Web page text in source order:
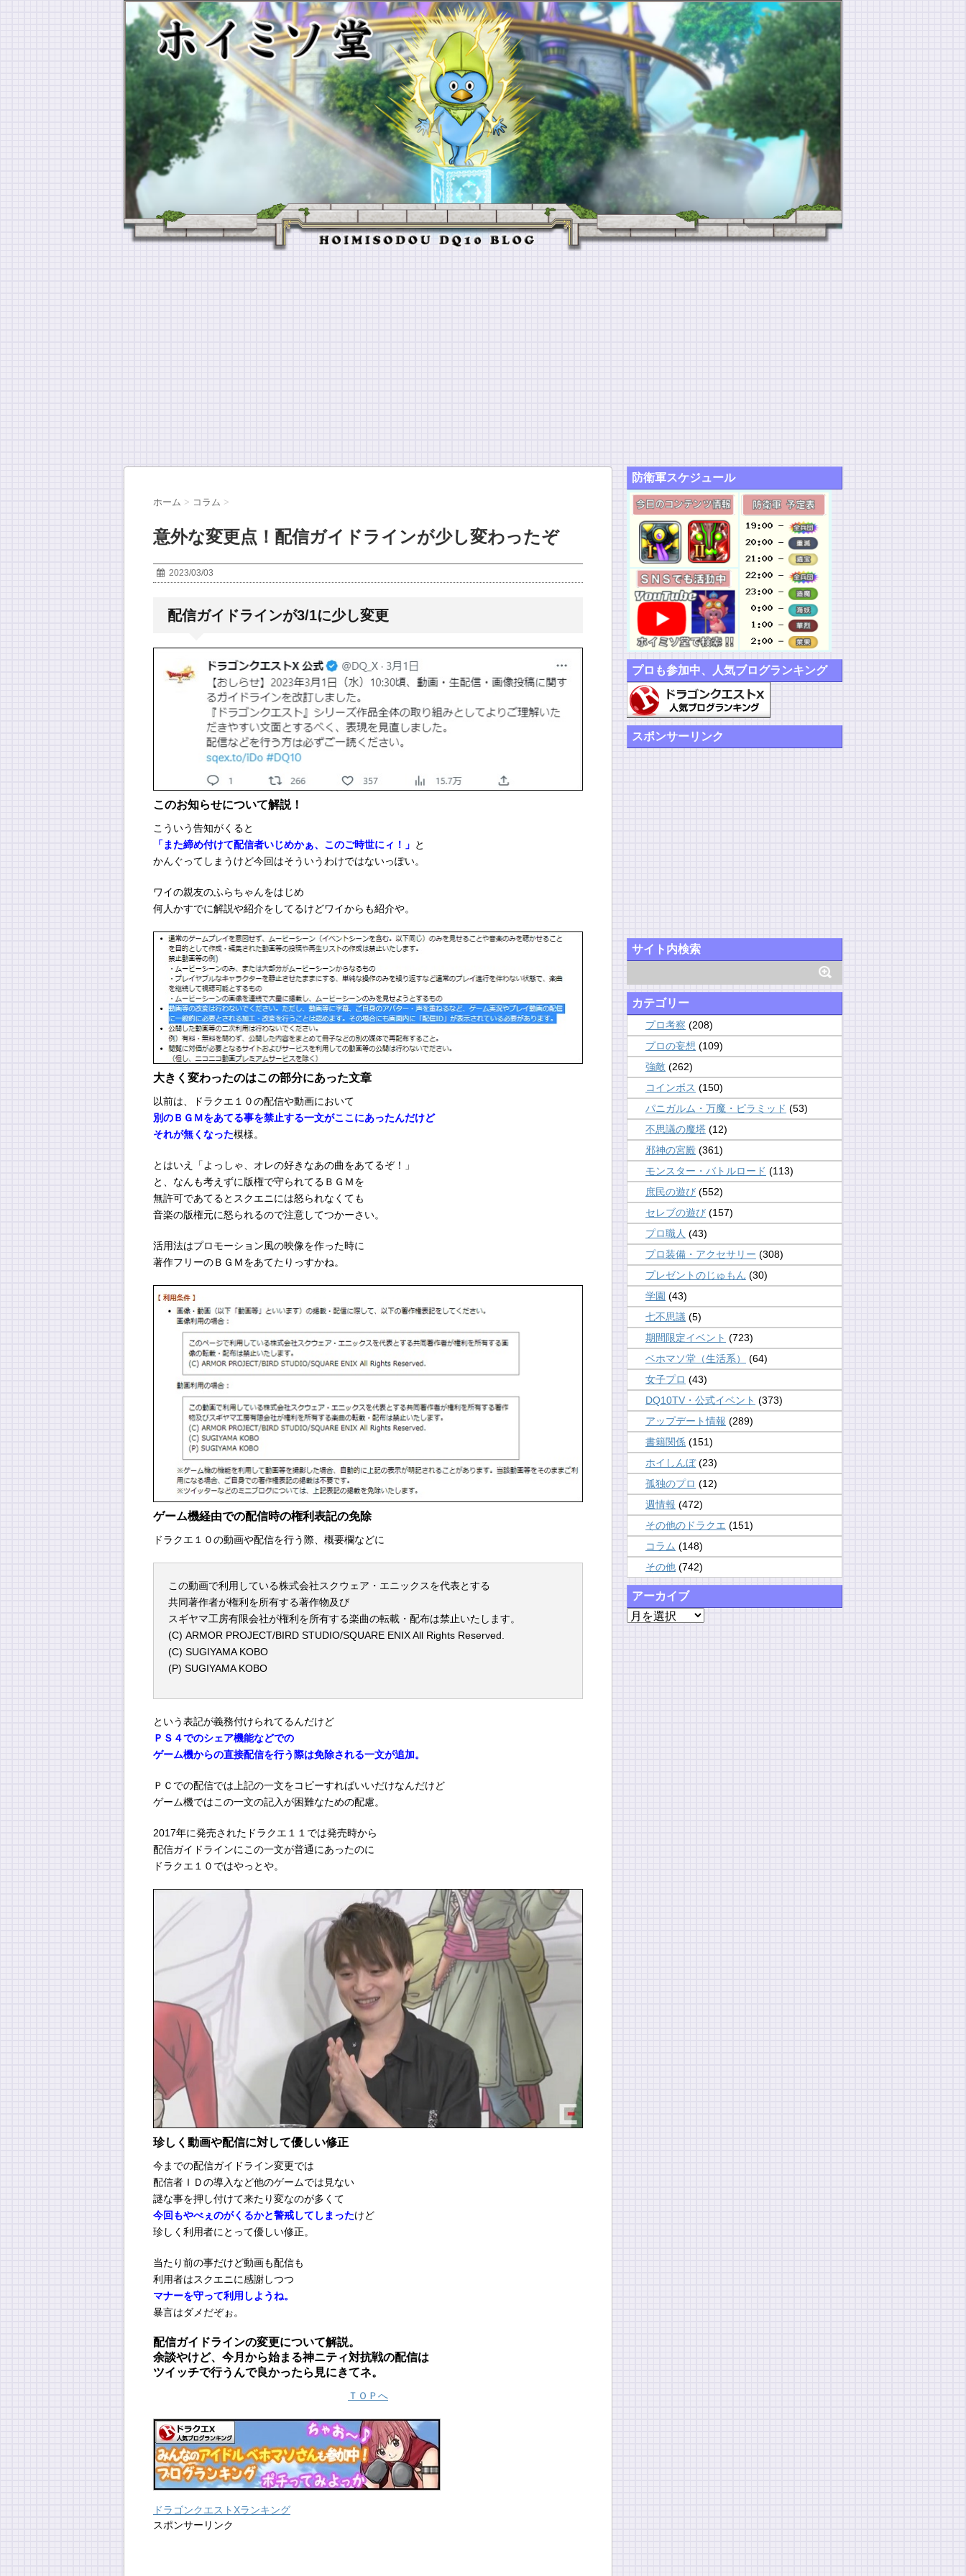
ホーム > コラム >
意外な変更点！配信ガイドラインが少し変わったぞ
2023/03/03
配信ガイドラインが3/1に少し変更
このお知らせについて解説！
こういう告知がくると
「また締め付けて配信者いじめかぁ、このご時世にィ！」 と
かんぐってしまうけど今回はそういうわけではないっぽい。
ワイの親友のふらちゃんをはじめ
何人かすでに解説や紹介をしてるけどワイからも紹介や。
大きく変わったのはこの部分にあった文章
以前は、ドラクエ１０の配信や動画において
別のＢＧＭをあてる事を禁止する一文がここにあったんだけど
それが無くなった模様。
とはいえ「よっしゃ、オレの好きなあの曲をあてるぞ！」
と、なんも考えずに版権で守られてるＢＧＭを
無許可であてるとスクエニには怒られなくても
音楽の版権元に怒られるので注意してつかーさい。
活用法はプロモーション風の映像を作った時に
著作フリーのＢＧＭをあてたりっすかね。
ゲーム機経由での配信時の権利表記の免除
ドラクエ１０の動画や配信を行う際、概要欄などに
この動画で利用している株式会社スクウェア・エニックスを代表とする
共同著作者が権利を所有する著作物及び
スギヤマ工房有限会社が権利を所有する楽曲の転載・配布は禁止いたします。
(C) ARMOR PROJECT/BIRD STUDIO/SQUARE ENIX All Rights Reserved.
(C) SUGIYAMA KOBO
(P) SUGIYAMA KOBO
という表記が義務付けられてるんだけど
ＰＳ４でのシェア機能などでの
ゲーム機からの直接配信を行う際は免除される一文が追加。
ＰＣでの配信では上記の一文をコピーすればいいだけなんだけど
ゲーム機ではこの一文の記入が困難なための配慮。
2017年に発売されたドラクエ１１では発売時から
配信ガイドラインにこの一文が普通にあったのに
ドラクエ１０ではやっとや。
珍しく動画や配信に対して優しい修正
今までの配信ガイドライン変更では
配信者ＩＤの導入など他のゲームでは見ない
謎な事を押し付けて来たり変なのが多くて
今回もやべぇのがくるかと警戒してしまったけど
珍しく利用者にとって優しい修正。
当たり前の事だけど動画も配信も
利用者はスクエニに感謝しつつ
マナーを守って利用しようね。
暴言はダメだぞぉ。
配信ガイドラインの変更について解説。
余談やけど、今月から始まる神ニティ対抗戦の配信は
ツイッチで行うんで良かったら見にきてネ。
ＴＯＰへ
ドラゴンクエストXランキング
スポンサーリンク
防衛軍スケジュール
プロも参加中、人気ブログランキング
スポンサーリンク
サイト内検索
カテゴリー
プロ考察 (208)
プロの妄想 (109)
強敵 (262)
コインボス (150)
パニガルム・万魔・ピラミッド (53)
不思議の魔塔 (12)
邪神の宮殿 (361)
モンスター・バトルロード (113)
庶民の遊び (552)
セレブの遊び (157)
プロ職人 (43)
プロ装備・アクセサリー (308)
プレゼントのじゅもん (30)
学園 (43)
七不思議 (5)
期間限定イベント (723)
ベホマソ堂（生活系）
(64)
女子プロ (43)
DQ10TV・公式イベント (373)
アップデート情報 (289)
書籍関係 (151)
ホイしんぼ(23)
孤独のプロ (12)
週情報 (472)
その他のドラクエ (151)
コラム (148)
その他 (742)
アーカイブ
ア